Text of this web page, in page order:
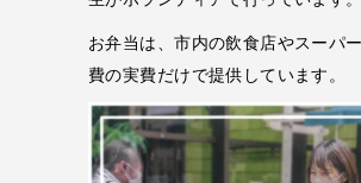
お弁当は、市内の飲食店やスーパ
費の実費だけで提供しています。